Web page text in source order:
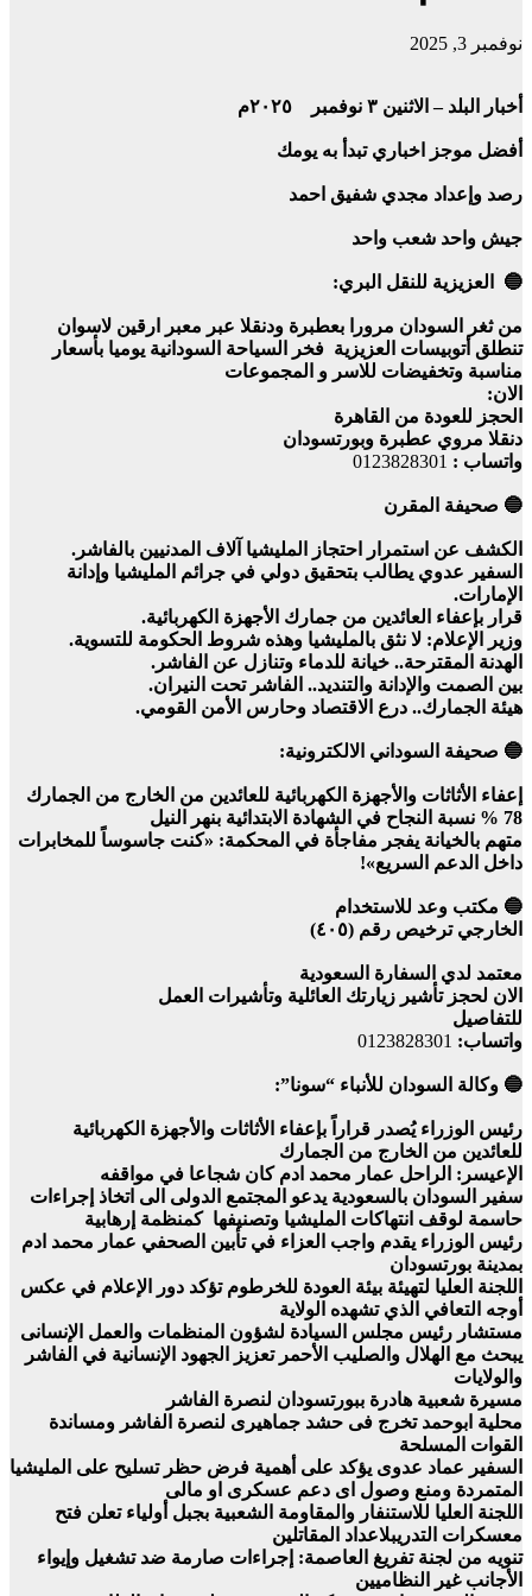
نوفمبر 3, 2025
أخبار البلد – الاثنين ٣ نوفمبر ٢٠٢٥م
أفضل موجز اخباري تبدأ به يومك
رصد وإعداد مجدي شفيق احمد
جيش واحد شعب واحد
🔵 العزيزية للنقل البري:
من ثغر السودان مرورا بعطبرة ودنقلا عبر معبر ارقين لاسوان
تنطلق أتوبيسات العزيزية فخر السياحة السودانية يوميا بأسعار
مناسبة وتخفيضات للاسر و المجموعات
الان:
الحجز للعودة من القاهرة
دنقلا مروي عطبرة وبورتسودان
واتساب : 0123828301
🔵 صحيفة المقرن
الكشف عن استمرار احتجاز المليشيا آلاف المدنيين بالفاشر.
السفير عدوي يطالب بتحقيق دولي في جرائم المليشيا وإدانة
الإمارات.
قرار بإعفاء العائدين من جمارك الأجهزة الكهربائية.
وزير الإعلام: لا نثق بالمليشيا وهذه شروط الحكومة للتسوية.
الهدنة المقترحة.. خيانة للدماء وتنازل عن الفاشر.
بين الصمت والإدانة والتنديد.. الفاشر تحت النيران.
هيئة الجمارك.. درع الاقتصاد وحارس الأمن القومي.
🔵 صحيفة السوداني الالكترونية:
إعفاء الأثاثات والأجهزة الكهربائية للعائدين من الخارج من الجمارك
78 % نسبة النجاح في الشهادة الابتدائية بنهر النيل
متهم بالخيانة يفجر مفاجأة في المحكمة: «كنت جاسوساً للمخابرات
داخل الدعم السريع»!
🔵 مكتب وعد للاستخدام
الخارجي ترخيص رقم (٤٠٥)
معتمد لدي السفارة السعودية
الان لحجز تأشير زيارتك العائلية وتأشيرات العمل
للتفاصيل
واتساب: 0123828301
🔵 وكالة السودان للأنباء “سونا”:
رئيس الوزراء يُصدر قراراً بإعفاء الأثاثات والأجهزة الكهربائية
للعائدين من الخارج من الجمارك
الإعيسر: الراحل عمار محمد ادم كان شجاعا في مواقفه
سفير السودان بالسعودية يدعو المجتمع الدولى الى اتخاذ إجراءات
حاسمة لوقف انتهاكات المليشيا وتصنيفها كمنظمة إرهابية
رئيس الوزراء يقدم واجب العزاء في تأبين الصحفي عمار محمد ادم
بمدينة بورتسودان
اللجنة العليا لتهيئة بيئة العودة للخرطوم تؤكد دور الإعلام في عكس
أوجه التعافي الذي تشهده الولاية
مستشار رئيس مجلس السيادة لشؤون المنظمات والعمل الإنسانى
يبحث مع الهلال والصليب الأحمر تعزيز الجهود الإنسانية في الفاشر
والولايات
مسيرة شعبية هادرة ببورتسودان لنصرة الفاشر
محلية ابوحمد تخرج فى حشد جماهيرى لنصرة الفاشر ومساندة
القوات المسلحة
السفير عماد عدوى يؤكد على أهمية فرض حظر تسليح على المليشيا
المتمردة ومنع وصول اى دعم عسكرى او مالى
اللجنة العليا للاستنفار والمقاومة الشعبية بجبل أولياء تعلن فتح
معسكرات التدريبلاعداد المقاتلين
تنويه من لجنة تفريغ العاصمة: إجراءات صارمة ضد تشغيل وإيواء
الأجانب غير النظاميين